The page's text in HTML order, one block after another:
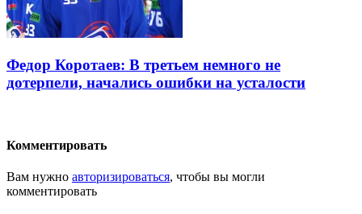
Федор Коротаев: В третьем немного не
дотерпели, начались ошибки на усталости
Комментировать
Вам нужно авторизироваться, чтобы вы могли
комментировать